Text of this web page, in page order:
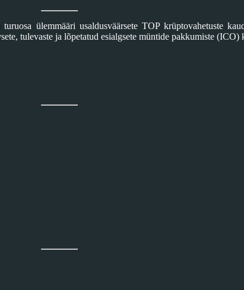
ülemmääri usaldusväärsete TOP krüptovahetuste
tulevaste ja lõpetatud esialgsete müntide pakkumiste (ICO)